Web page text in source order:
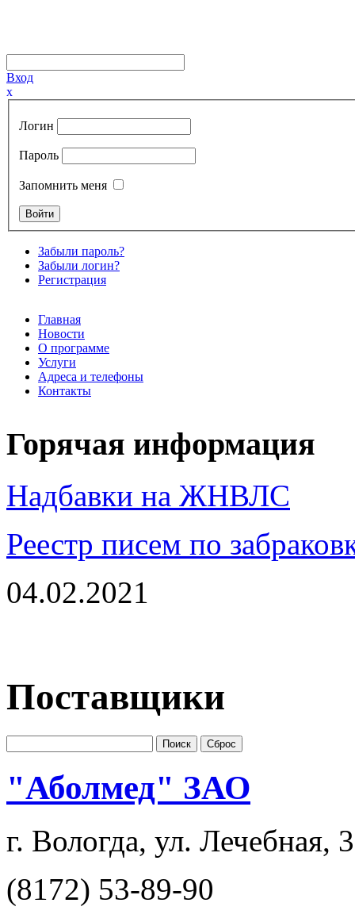
Вход
x
Логин
Пароль
Запомнить меня
Забыли пароль?
Забыли логин?
Регистрация
Главная
Новости
О программе
Услуги
Адреса и телефоны
Контакты
Горячая информация
Надбавки на ЖНВЛС
Реестр писем по
04.02.2021
Поставщики
Поиск Сброс
"Аболмед" ЗАО
г. Вологда, ул. Лечебная,
(8172) 53-89-90